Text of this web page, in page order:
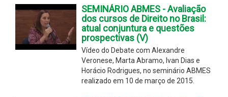
SEMINÁRIO ABMES - Avaliação
dos cursos de Direito no Brasil:
atual conjuntura e questões
prospectivas (V)
Vídeo do Debate com Alexandre
Veronese, Marta Abramo, Ivan Dias e
Horácio Rodrigues, no seminário ABMES
realizado em 10 de março de 2015.